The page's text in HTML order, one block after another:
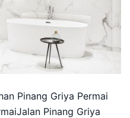
Pinang Griya Permai
Pinang Griya